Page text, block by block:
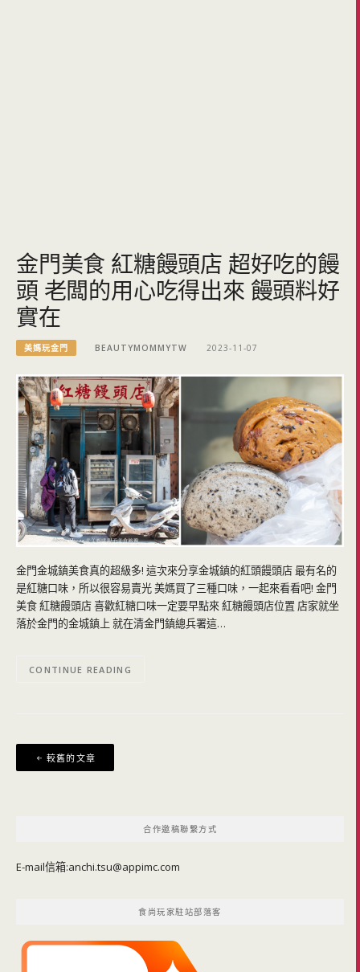
金門美食 紅糖饅頭店 超好吃的饅
頭 老闆的用心吃得出來 饅頭料好
實在
美媽玩金門 BEAUTYMOMMYTW 2023-11-07
金門金城鎮美食真的超級多! 這次來分享金城鎮的紅頭饅頭店 最有名的
是紅糖口味，所以很容易賣光 美媽買了三種口味，一起來看看吧! 金門
美食 紅糖饅頭店 喜歡紅糖口味一定要早點來 紅糖饅頭店位置 店家就坐
落於金門的金城鎮上 就在清金門鎮總兵署這…
CONTINUE READING
文
章
較舊的文章
合作邀稿聯繫方式
E-mail信箱:anchi.tsu@appimc.com
食尚玩家駐站部落客